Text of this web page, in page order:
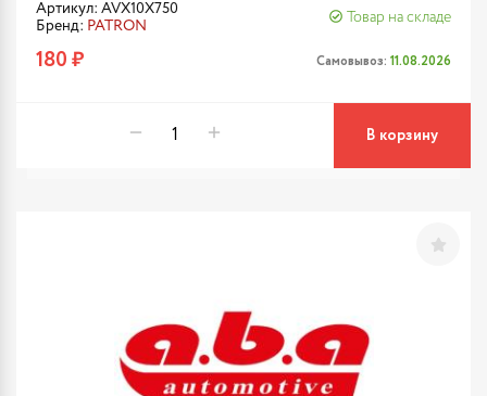
Артикул: AVX10X750
Бренд: PATRON
Товар на складе
180 ₽ Самовывоз: 11.08.2026
В корзину